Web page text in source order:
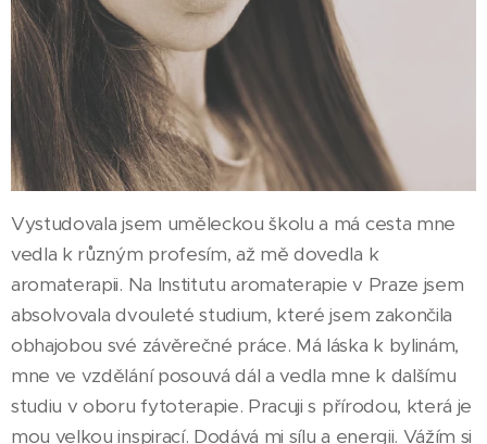
Vystudovala jsem uměleckou školu a má cesta mne
vedla k různým profesím, až mě dovedla k
aromaterapii. Na Institutu aromaterapie v Praze jsem
absolvovala dvouleté studium, které jsem zakončila
obhajobou své závěrečné práce. Má láska k bylinám,
mne ve vzdělání posouvá dál a vedla mne k dalšímu
studiu v oboru fytoterapie. Pracuji s přírodou, která je
mou velkou inspirací. Dodává mi sílu a energii. Vážím si